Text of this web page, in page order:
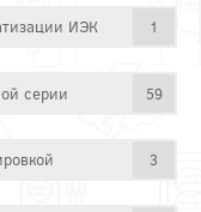
ИЭК 1
серии 59
3